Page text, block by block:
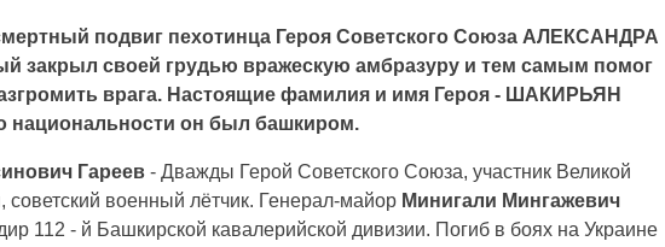
подвиг пехотинца Героя Советского Союза АЛЕКСАНДРА
закрыл своей грудью вражескую амбразуру и тем самым помог
врага. Настоящие фамилия и имя Героя - ШАКИРЬЯН
он был башкиром.
Гареев - Дважды Герой Советского Союза, участник Великой
советский военный лётчик. Генерал-майор Минигали Мингажевич
112 - й Башкирской кавалерийской дивизии. Погиб в боях на Украине